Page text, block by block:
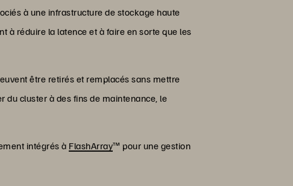
à une infrastructure de stockage haute
à réduire la latence et à faire en sorte que les
être retirés et remplacés sans mettre
du cluster à des fins de maintenance, le
intégrés à FlashArray™ pour une gestion